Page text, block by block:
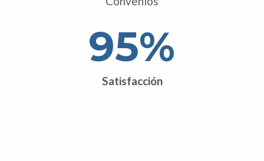
Satisfacción
95%